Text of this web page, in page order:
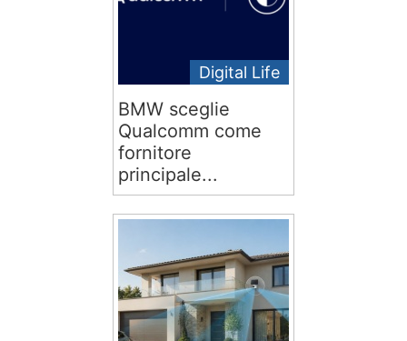
Digital Life
BMW sceglie
Qualcomm come
fornitore
principale...